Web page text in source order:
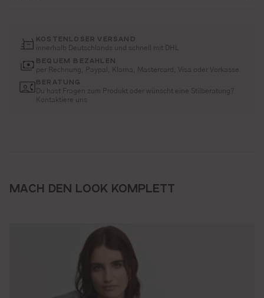
KOSTENLOSER VERSAND
innerhalb Deutschlands und schnell mit DHL
BEQUEM BEZAHLEN
per Rechnung, Paypal, Klarna, Mastercard, Visa oder Vorkasse
BERATUNG
Du hast Fragen zum Produkt oder wünscht eine Stilberatung?
Kontaktiere uns
MACH DEN LOOK KOMPLETT